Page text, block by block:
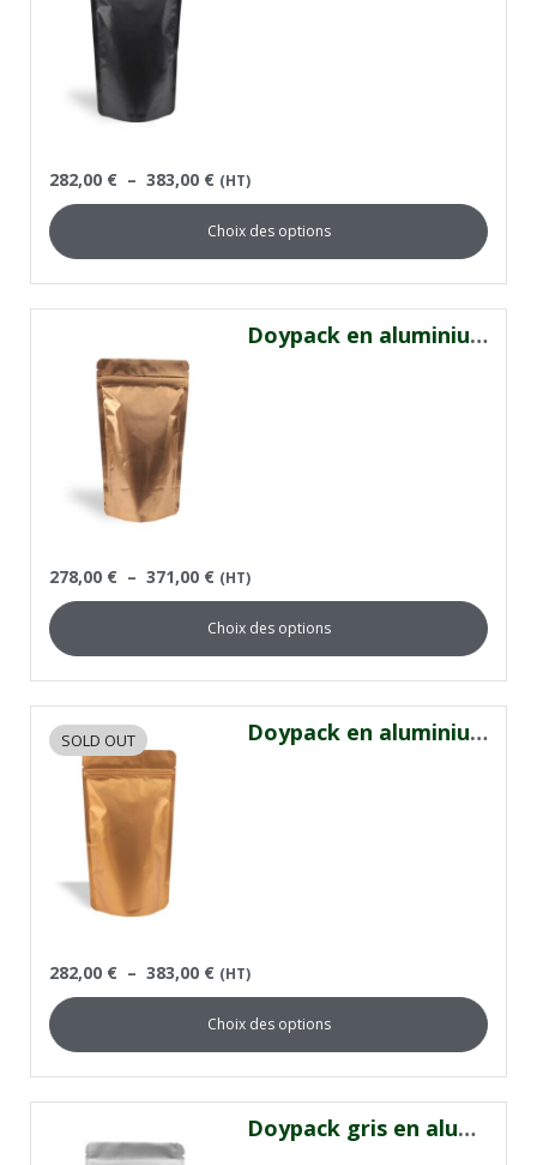
282,00 € – 383,00 € (HT)
Choix des options
Doypack en aluminium or
278,00 € – 371,00 € (HT)
Choix des options
SOLD OUT Doypack en aluminium or mat
282,00 € – 383,00 € (HT)
Choix des options
Doypack gris en aluminium